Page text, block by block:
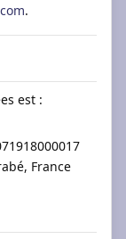
.
est :
France